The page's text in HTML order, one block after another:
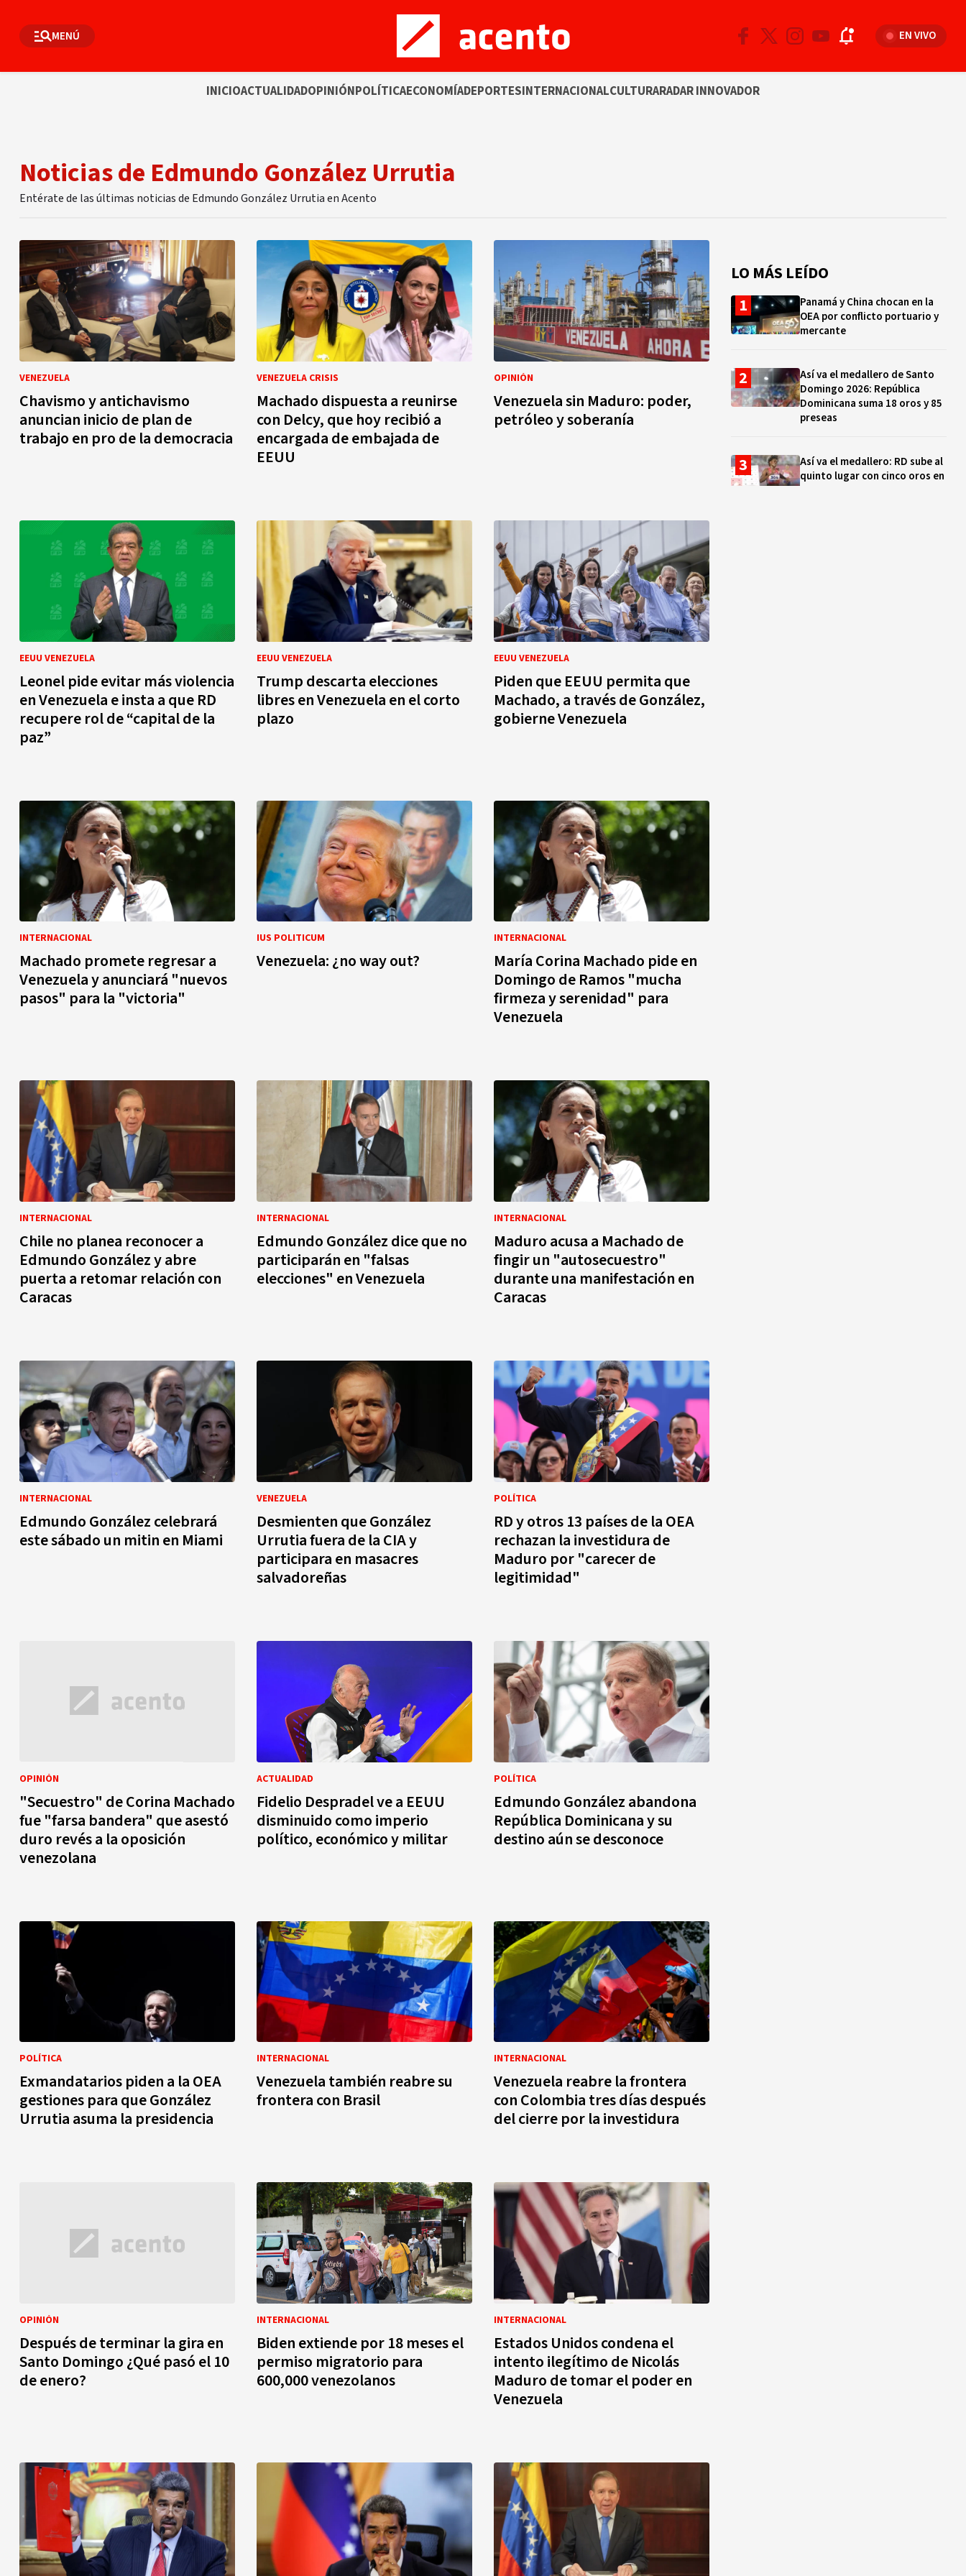
MENÚ EN VIVO
INICIOACTUALIDADOPINIÓNPOLÍTICAECONOMÍADEPORTESINTERNACIONALCULTURARADAR INNOVADOR
Noticias de Edmundo González Urrutia
Entérate de las últimas noticias de Edmundo González Urrutia en Acento
VENEZUELA
Chavismo y antichavismo
anuncian inicio de plan de
trabajo en pro de la democracia
VENEZUELA CRISIS
Machado dispuesta a reunirse
con Delcy, que hoy recibió a
encargada de embajada de
EEUU
OPINIÓN
Venezuela sin Maduro: poder,
petróleo y soberanía
EEUU VENEZUELA
Leonel pide evitar más violencia
en Venezuela e insta a que RD
recupere rol de “capital de la
paz”
EEUU VENEZUELA
Trump descarta elecciones
libres en Venezuela en el corto
plazo
EEUU VENEZUELA
Piden que EEUU permita que
Machado, a través de González,
gobierne Venezuela
INTERNACIONAL
Machado promete regresar a
Venezuela y anunciará "nuevos
pasos" para la "victoria"
IUS POLITICUM
Venezuela: ¿no way out?
INTERNACIONAL
María Corina Machado pide en
Domingo de Ramos "mucha
firmeza y serenidad" para
Venezuela
INTERNACIONAL
Chile no planea reconocer a
Edmundo González y abre
puerta a retomar relación con
Caracas
INTERNACIONAL
Edmundo González dice que no
participarán en "falsas
elecciones" en Venezuela
INTERNACIONAL
Maduro acusa a Machado de
fingir un "autosecuestro"
durante una manifestación en
Caracas
INTERNACIONAL
Edmundo González celebrará
este sábado un mitin en Miami
VENEZUELA
Desmienten que González
Urrutia fuera de la CIA y
participara en masacres
salvadoreñas
POLÍTICA
RD y otros 13 países de la OEA
rechazan la investidura de
Maduro por "carecer de
legitimidad"
OPINIÓN
"Secuestro" de Corina Machado
fue "farsa bandera" que asestó
duro revés a la oposición
venezolana
ACTUALIDAD
Fidelio Despradel ve a EEUU
disminuido como imperio
político, económico y militar
POLÍTICA
Edmundo González abandona
República Dominicana y su
destino aún se desconoce
POLÍTICA
Exmandatarios piden a la OEA
gestiones para que González
Urrutia asuma la presidencia
INTERNACIONAL
Venezuela también reabre su
frontera con Brasil
INTERNACIONAL
Venezuela reabre la frontera
con Colombia tres días después
del cierre por la investidura
OPINIÓN
Después de terminar la gira en
Santo Domingo ¿Qué pasó el 10
de enero?
INTERNACIONAL
Biden extiende por 18 meses el
permiso migratorio para
600,000 venezolanos
INTERNACIONAL
Estados Unidos condena el
intento ilegítimo de Nicolás
Maduro de tomar el poder en
Venezuela
LO MÁS LEÍDO
Panamá y China chocan en la
OEA por conflicto portuario y
mercante
Así va el medallero de Santo
Domingo 2026: República
Dominicana suma 18 oros y 85
preseas
Así va el medallero: RD sube al
quinto lugar con cinco oros en